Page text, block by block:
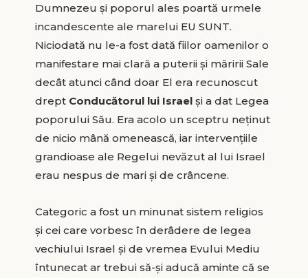
Dumnezeu și poporul ales poartă urmele
incandescente ale marelui EU SUNT.
Niciodată nu le-a fost dată fiilor oamenilor o
manifestare mai clară a puterii și măririi Sale
decât atunci când doar El era recunoscut
drept Conducătorul lui Israel și a dat Legea
poporului Său. Era acolo un sceptru neținut
de nicio mână omenească, iar intervențiile
grandioase ale Regelui nevăzut al lui Israel
erau nespus de mari și de crâncene.
Categoric a fost un minunat sistem religios
și cei care vorbesc în derâdere de legea
vechiului Israel și de vremea Evului Mediu
întunecat ar trebui să-și aducă aminte că se